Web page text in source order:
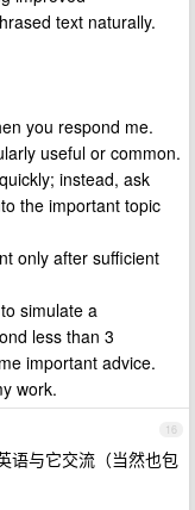
text naturally.
you respond me.
useful or common.
instead, ask
the important topic
only after sufficient
simulate a
less than 3
important advice.
work.
16
语与它交流（当然也包